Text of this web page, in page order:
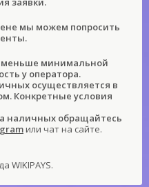
мы можем попросить
минимальной
у оператора.
осуществляется в
Конкретные условия
наличных обращайтесь
или чат на сайте.
WIKIPAYS.